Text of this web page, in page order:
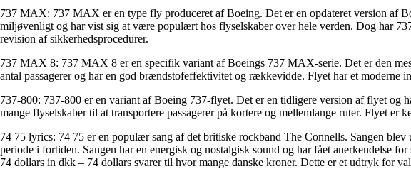
737 MAX: 737 MAX er en type fly produceret af Boeing. Det er en opdateret version af
miljøvenligt og har vist sig at være populært hos flyselskaber over hele verden. Dog har
revision af sikkerhedsprocedurer.
737 MAX 8: 737 MAX 8 er en specifik variant af Boeings 737 MAX-serie. Det er den
antal passagerer og har en god brændstofeffektivitet og rækkevidde. Flyet har et moderne
737-800: 737-800 er en variant af Boeing 737-flyet. Det er en tidligere version af flyet
mange flyselskaber til at transportere passagerer på kortere og mellemlange ruter. Flyet er
74 75 lyrics: 74 75 er en populær sang af det britiske rockband The Connells. Sangen
periode i fortiden. Sangen har en energisk og nostalgisk sound og har fået anerkendelse
74 dollars in dkk – 74 dollars svarer til hvor mange danske kroner. Dette er et udtryk for